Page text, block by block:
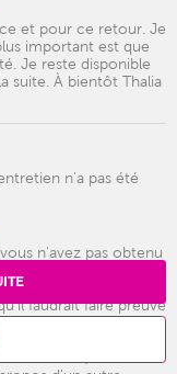
et pour ce retour. Je
important est que
Je reste disponible
suite. À bientôt Thalia
n'a pas été
n'avez pas obtenu
ne voyais pas de
faudrait faire preuve
ne se
a peut-être une